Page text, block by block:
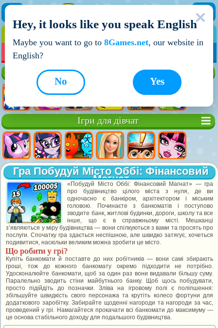
НОВІ ІГРИ
Ігри для дівчат
Гра Побудуй Місто Оббі: Фінансовий
Магнат
«Побудуй Місто Оббі: Фінансовий Магнат» — гра
про будівництво цілого міста з нуля, де ви
одночасно є банкіром, архітектором і міським
головою. Починаєте з банкоматів і поступово
зводите банк, житлові будинки, дороги, школу та все
інше, що є в справжньому місті. Мешканці
з’являються у міру будівництва — вони спілкуються з вами та просять про
послуги. Спочатку гра здається неспішною, але швидко затягує, хочеться
подивитися, наскільки великим можна зробити це місто.
Що робити у грі?
Купіть банкомати й поставте до них робітників — вони самі збирають
гроші, тож до кожного банкомату окремо підходити не потрібно.
Удосконалюйте банкомати, щоб за один раз вони видавали більшу суму.
Паралельно зводить стіни майбутнього банку. Щоб щось побудувати,
просто підійдіть до позначки. Зліва на ігровому полі є поліпшення:
збільшуйте швидкість свого персонажа та крутіть колесо фортуни для
додаткового заробітку. Забирайте щоденні нагороди та нагороди за час,
проведений у грі. Намагайтеся прокачати всі банкомати до максимуму —
це основа стабільного доходу для подальшого будівництва.
Hey, it looks like you speak English
Maybe you want to go to 8Games.net, our website in
English?
Yes
No